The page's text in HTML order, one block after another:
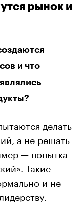
рынок и
и что
делать
а не решать
— попытка
Такие
и не